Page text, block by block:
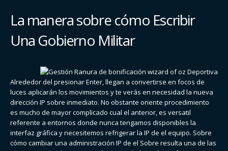
La manera sobre cómo Escribir
Una Gobierno Militar
Alrededor del presionar Enter, llegan a convertirse en focos de
luces aplicarán los movimientos y te verás en necesidad la nueva
dirección IP sobre inmediato. No obstante oriente procedimiento
es mucho de mayor complicado cual el anterior, es versatil
referente a entornos donde nunca tengamos disponibles la
interfaz gráfica y necesitemos refrigerar la IP de el equipo. Sobre
cómo cambiar una administración IP de el Sobre resulta una de las